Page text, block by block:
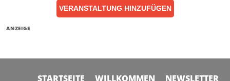
VERANSTALTUNG HINZUFÜGEN
ANZEIGE
STARTSEITE WILLKOMMEN NEWSLETTER